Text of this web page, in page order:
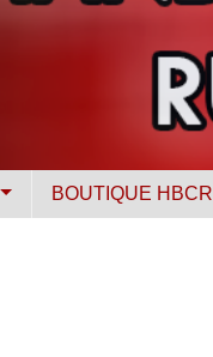
BOUTIQUE HBCR